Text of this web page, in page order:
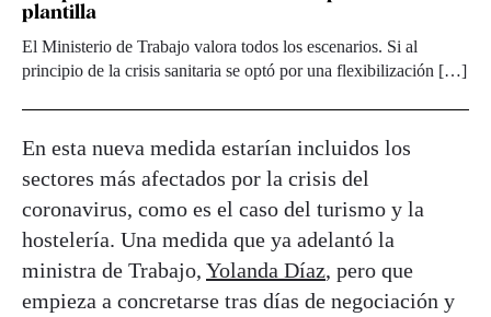
plantilla
El Ministerio de Trabajo valora todos los escenarios. Si al
principio de la crisis sanitaria se optó por una flexibilización […]
En esta nueva medida estarían incluidos los
sectores más afectados por la crisis del
coronavirus, como es el caso del turismo y la
hostelería. Una medida que ya adelantó la
ministra de Trabajo, Yolanda Díaz, pero que
empieza a concretarse tras días de negociación y